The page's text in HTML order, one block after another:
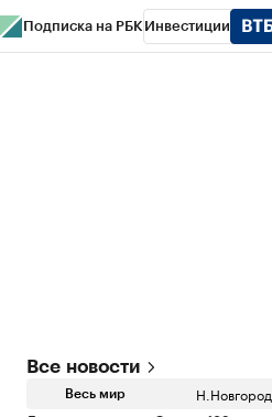
Подписка на РБК Инвестиции
Все новости
Весь мир Н.Новгород